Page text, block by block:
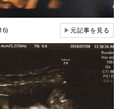
▶元記事を見る